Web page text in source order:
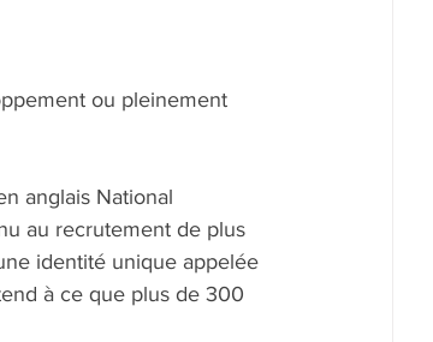
ou pleinement
anglais National
au recrutement de plus
identité unique appelée
à ce que plus de 300